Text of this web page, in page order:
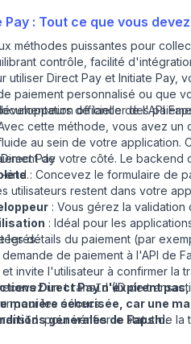
: Tout ce que vous
méthodes puissantes pour
contrôle, facilité
utiliser Direct Pay et Initiate Pay,
paiement personnalisé ou que
officielle de l'API
de lancer des
cette méthode, vous avez
au sein de votre application.
de votre côté. Le backend
end.
Pay
: Concevez le formulaire de
utilisateurs restent dans votre
: Vous gérez la
: Idéal pour les
les détails du paiement (par
de paiement à l'API de
invite l'utilisateur à confirmer la
untransId(ID de
pour les échecs.
pour vérifier le statut de la
Direct Pay n'expirent
manière sécurisée, car une
généralesde Fapshi.